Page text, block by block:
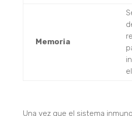
Memoria
Una vez que el sistema